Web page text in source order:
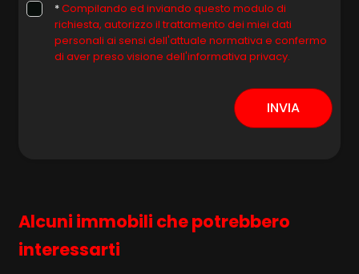
*Compilando ed inviando questo modulo di
richiesta, autorizzo il trattamento dei miei dati
personali ai sensi dell'attuale normativa e confermo
di aver preso visione dell'informativa privacy.
INVIA
Alcuni immobili che potrebbero
interessarti